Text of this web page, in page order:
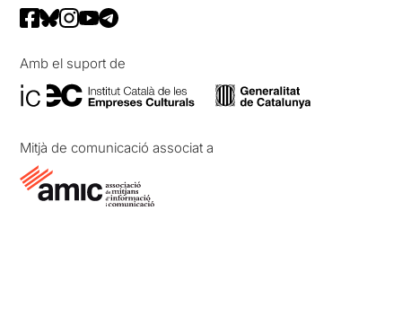
Amb el suport de
Mitjà de comunicació associat a